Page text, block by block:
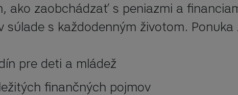
ako zaobchádzať s peniazmi a
s každodenným životom. Ponuka
pre deti a mládež
finančných pojmov